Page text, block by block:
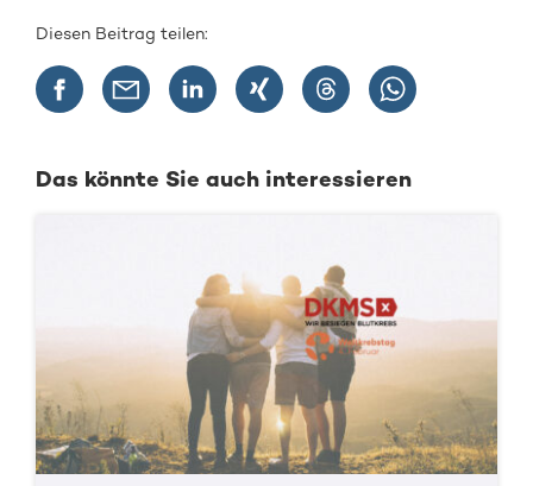
Diesen Beitrag teilen:
Das könnte Sie auch interessieren